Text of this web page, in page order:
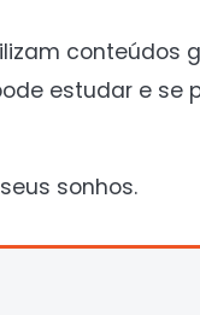
conteúdos
estudar e se
sonhos.